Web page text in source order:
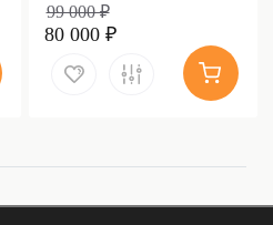
99 000 ₽
80 000 ₽